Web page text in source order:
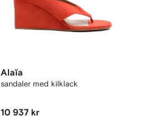
Alaïa
sandaler med kilklack
10 937 kr